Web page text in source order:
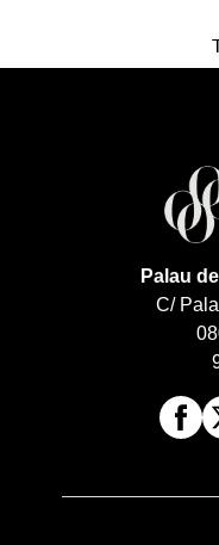
Palau
C/